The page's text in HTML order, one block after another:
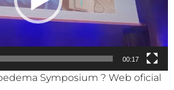
00:17
Symposium ? Web oficial